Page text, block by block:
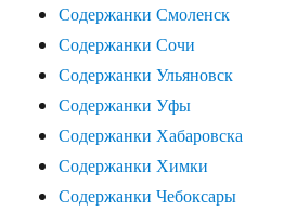
Содержанки Смоленск
Содержанки Сочи
Содержанки Ульяновск
Содержанки Уфы
Содержанки Хабаровска
Содержанки Химки
Содержанки Чебоксары